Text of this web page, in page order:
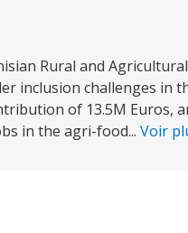
Rural and
inclusion challenges in
of 13.5M Euros,
in the agri-food... Voir